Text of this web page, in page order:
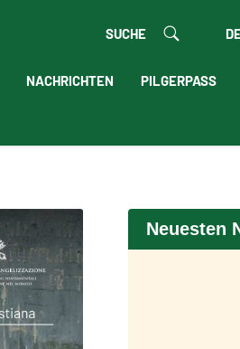
SUCHE
NACHRICHTEN PILGERPASS
Neuesten